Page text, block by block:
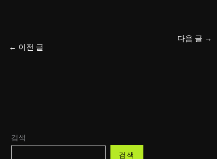
← 이전 글
다음 글 →
검색
검색